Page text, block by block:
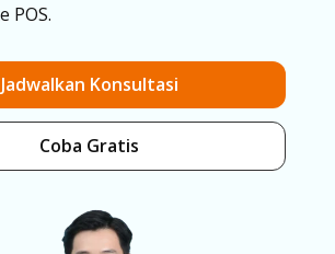
POS.
Jadwalkan Konsultasi
Coba Gratis